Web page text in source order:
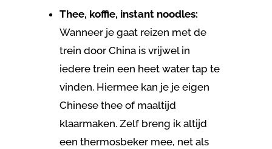
Thee, koffie, instant noodles:
Wanneer je gaat reizen met de
trein door China is vrijwel in
iedere trein een heet water tap te
vinden. Hiermee kan je je eigen
Chinese thee of maaltijd
klaarmaken. Zelf breng ik altijd
een thermosbeker mee, net als